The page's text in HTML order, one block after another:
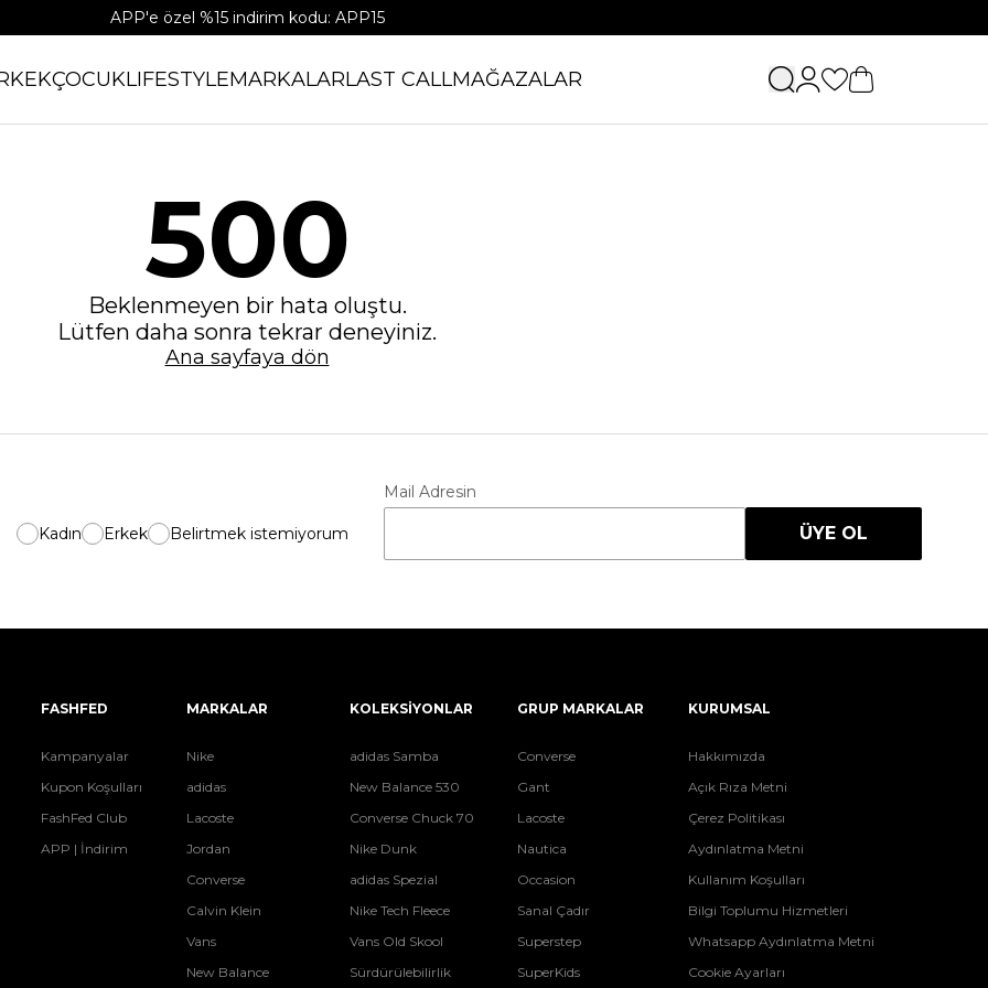
APP'e özel %15 indirim kodu: APP15
ÇOCUKLIFESTYLEMARKALARLAST CALLMAĞAZALAR
500
Beklenmeyen bir hata oluştu.
Lütfen daha sonra tekrar deneyiniz.
Ana sayfaya dön
Kadın Erkek Belirtmek istemiyorum
Mail Adresin
ÜYE OL
FASHFED
Kampanyalar
Kupon Koşulları
FashFed Club
APP | İndirim
MARKALAR
Nike
adidas
Lacoste
Jordan
Converse
Calvin Klein
Vans
New Balance
KOLEKSİYONLAR
adidas Samba
New Balance 530
Converse Chuck 70
Nike Dunk
adidas Spezial
Nike Tech Fleece
Vans Old Skool
Sürdürülebilirlik
GRUP MARKALAR
Converse
Gant
Lacoste
Nautica
Occasion
Sanal Çadır
Superstep
SuperKids
KURUMSAL
Hakkımızda
Açık Rıza Metni
Çerez Politikası
Aydınlatma Metni
Kullanım Koşulları
Bilgi Toplumu Hizmetleri
Whatsapp Aydınlatma Metni
Cookie Ayarları